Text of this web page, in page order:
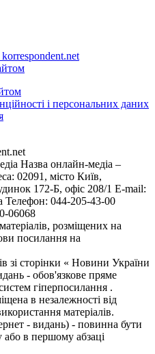
і персональних даних
Назва онлайн-медіа –
02091, місто Київ,
172-Б, офіс 208/1 E-mail:
Телефон: 044-205-43-00
06068
розміщених на
посилання на
зі сторінки « Новини України
- обов'язкове пряме
гіперпосилання .
в незалежності від
матеріалів.
- видань) - повинна бути
або в першому абзаці